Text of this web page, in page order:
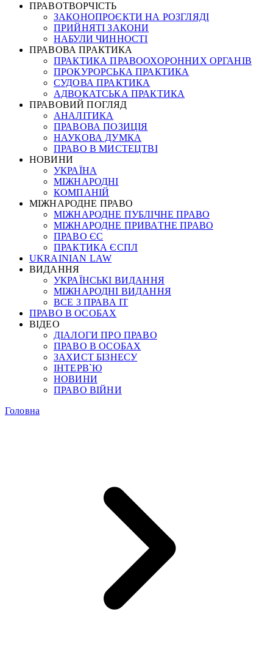
ПРАВОТВОРЧІСТЬ
ЗАКОНОПРОЄКТИ НА РОЗГЛЯДІ
ПРИЙНЯТІ ЗАКОНИ
НАБУЛИ ЧИННОСТІ
ПРАВОВА ПРАКТИКА
ПРАКТИКА ПРАВООХОРОННИХ ОРГАНІВ
ПРОКУРОРСЬКА ПРАКТИКА
СУДОВА ПРАКТИКА
АДВОКАТСЬКА ПРАКТИКА
ПРАВОВИЙ ПОГЛЯД
АНАЛІТИКА
ПРАВОВА ПОЗИЦІЯ
НАУКОВА ДУМКА
ПРАВО В МИСТЕЦТВІ
НОВИНИ
УКРАЇНА
МІЖНАРОДНІ
КОМПАНІЙ
МІЖНАРОДНЕ ПРАВО
МІЖНАРОДНЕ ПУБЛІЧНЕ ПРАВО
МІЖНАРОДНЕ ПРИВАТНЕ ПРАВО
ПРАВО ЄС
ПРАКТИКА ЄСПЛ
UKRAINIAN LAW
ВИДАННЯ
УКРАЇНСЬКІ ВИДАННЯ
МІЖНАРОДНІ ВИДАННЯ
ВСЕ З ПРАВА ІТ
ПРАВО В ОСОБАХ
ВІДЕО
ДІАЛОГИ ПРО ПРАВО
ПРАВО В ОСОБАХ
ЗАХИСТ БІЗНЕСУ
ІНТЕРВ`Ю
НОВИНИ
ПРАВО ВІЙНИ
Головна